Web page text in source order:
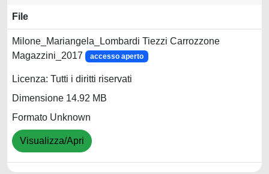
File
Milone_Mariangela_Lombardi Tiezzi Carrozzone
Magazzini_2017
accesso aperto
Licenza: Tutti i diritti riservati
Dimensione 14.92 MB
Formato Unknown
Visualizza/Apri